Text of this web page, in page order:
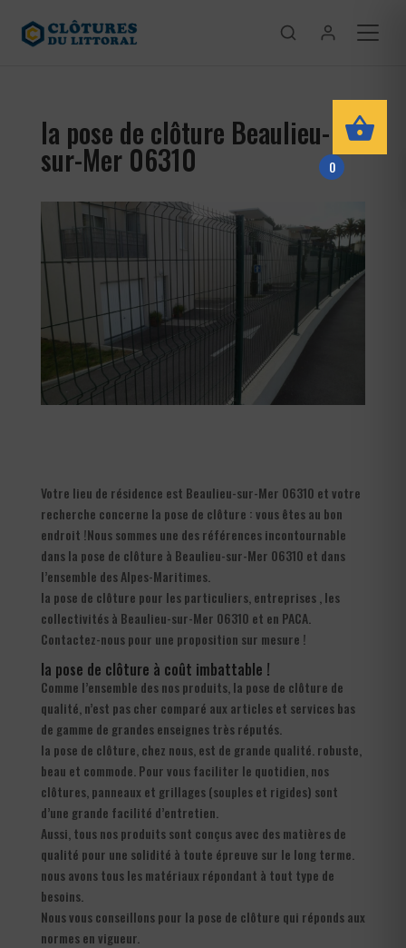
la pose de clôture Beaulieu-
sur-Mer 06310
Votre lieu de résidence est Beaulieu-sur-Mer 06310 et votre
recherche concerne la pose de clôture : vous êtes au bon
endroit !Nous sommes une des références incontournable
dans la pose de clôture à Beaulieu-sur-Mer 06310 et dans
l’ensemble des Alpes-Maritimes.
la pose de clôture pour les particuliers, entreprises , les
collectivités à Beaulieu-sur-Mer 06310 et en PACA.
Contactez-nous pour une proposition sur mesure !
la pose de clôture à coût imbattable !
Comme l’ensemble des nos produits, la pose de clôture de
qualité, n’est pas cher comparé aux articles et services bas
de gamme de grandes enseignes très réputés.
la pose de clôture, chez nous, est de grande qualité. robuste,
beau et commode. Pour vous faciliter le quotidien, nos
clôtures, panneaux et grillages (souples et rigides) sont
d’une grande facilité d’entretien.
Aussi, tous nos produits sont conçus avec des matières de
qualité pour une solidité à toute épreuve sur le long terme.
nous avons tous les matériaux répondant à tout type de
besoins.
Nous vous conseillons pour la pose de clôture qui réponds aux
normes en vigueur.
0